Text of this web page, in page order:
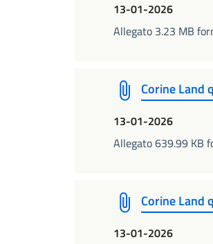
13-01-2026
Allegato 3.23 MB
Corine Land
13-01-2026
Allegato 639.99 KB
Corine Land
13-01-2026